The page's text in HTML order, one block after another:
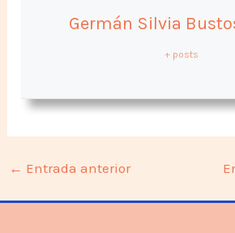
Germán Silvia
+ posts
← Entrada anterior